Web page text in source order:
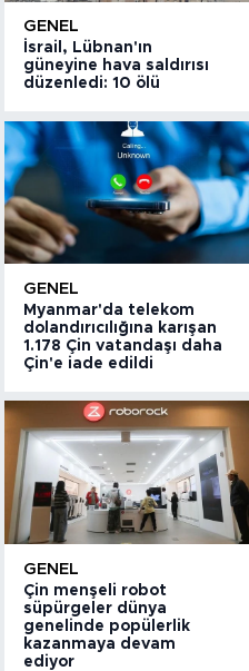
GENEL
İsrail, Lübnan'ın
güneyine hava saldırısı
düzenledi: 10 ölü
GENEL
Myanmar'da telekom
dolandırıcılığına karışan
1.178 Çin vatandaşı daha
Çin'e iade edildi
GENEL
Çin menşeli robot
süpürgeler dünya
genelinde popülerlik
kazanmaya devam
ediyor